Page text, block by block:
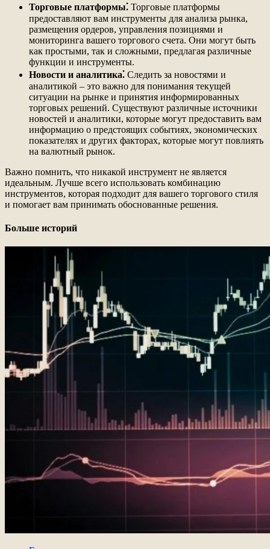
Торговые платформы⁚ Торговые платформы
предоставляют вам инструменты для анализа рынка,
размещения ордеров, управления позициями и
мониторинга вашего торгового счета. Они могут быть
как простыми, так и сложными, предлагая различные
функции и инструменты.
Новости и аналитика⁚ Следить за новостями и
аналитикой – это важно для понимания текущей
ситуации на рынке и принятия информированных
торговых решений. Существуют различные источники
новостей и аналитики, которые могут предоставить вам
информацию о предстоящих событиях, экономических
показателях и других факторах, которые могут повлиять
на валютный рынок.
Важно помнить, что никакой инструмент не является
идеальным. Лучше всего использовать комбинацию
инструментов, которая подходит для вашего торгового стиля
и помогает вам принимать обоснованные решения.
Больше историй